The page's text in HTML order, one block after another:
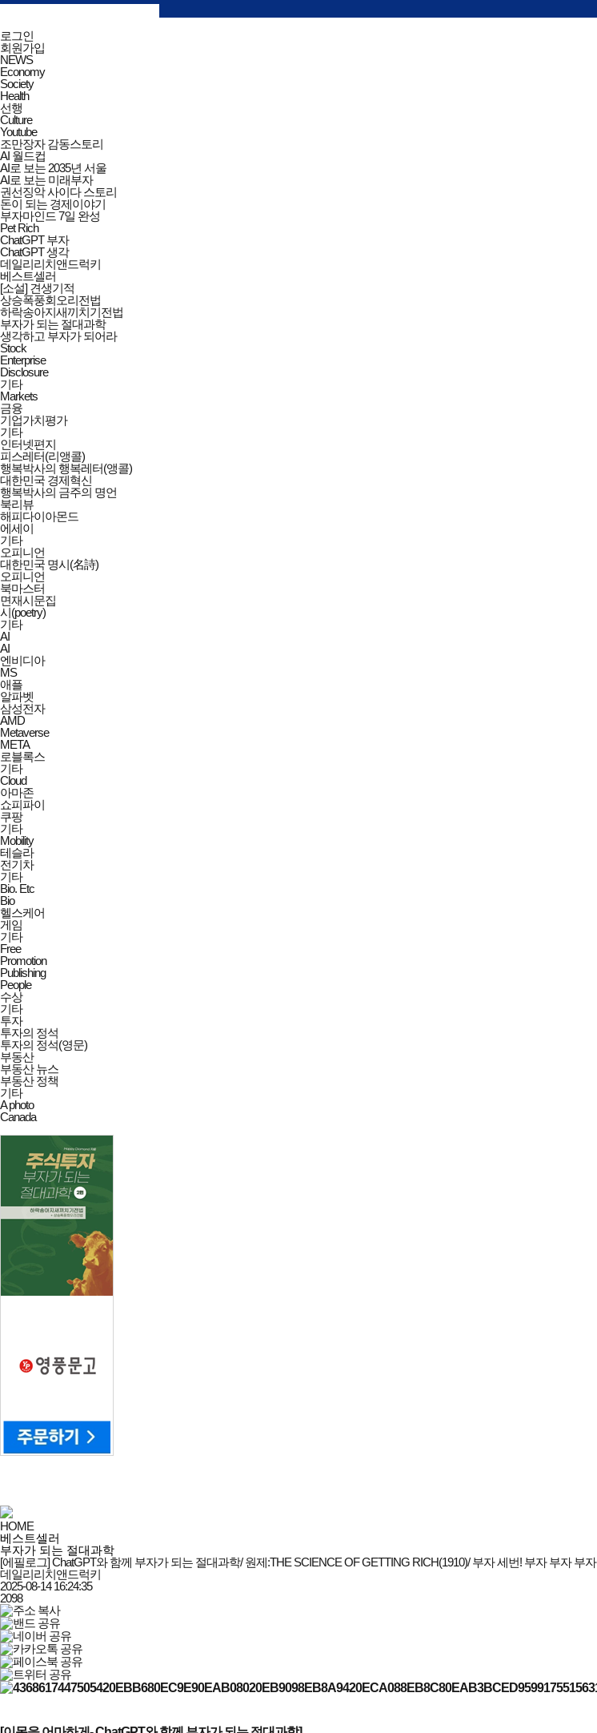
검색창
닫기
검색
전체메뉴
닫기
로그인
회원가입
NEWS
Economy
Society
Health
선행
Culture
Youtube
조만장자 감동스토리
AI 월드컵
AI로 보는 2035년 서울
AI로 보는 미래부자
권선징악 사이다 스토리
돈이 되는 경제이야기
부자마인드 7일 완성
Pet Rich
ChatGPT 부자
ChatGPT 생각
데일리리치앤드럭키
베스트셀러
[소설] 견생기적
상승폭풍회오리전법
하락송아지새끼치기전법
부자가 되는 절대과학
생각하고 부자가 되어라
Stock
Enterprise
Disclosure
기타
Markets
금융
기업가치평가
기타
인터넷편지
피스레터(리앵콜)
행복박사의 행복레터(앵콜)
대한민국 경제혁신
행복박사의 금주의 명언
북리뷰
해피다이아몬드
에세이
기타
오피니언
대한민국 명시(名詩)
오피니언
북마스터
면재시문집
시(poetry)
기타
AI
AI
엔비디아
MS
애플
알파벳
삼성전자
AMD
Metaverse
META
로블록스
기타
Cloud
아마존
쇼피파이
쿠팡
기타
Mobility
테슬라
전기차
기타
Bio. Etc
Bio
헬스케어
게임
기타
Free
Promotion
Publishing
People
수상
기타
투자
투자의 정석
투자의 정석(영문)
부동산
부동산 뉴스
부동산 정책
기타
A photo
Canada
HOME
베스트셀러
부자가 되는 절대과학
[에필로그] ChatGPT와 함께 부자가 되는 절대과학/ 원제:THE SCIENCE OF GETTING RICH(1910)/ 부자 세번! 부자 부자 부자
데일리리치앤드럭키
2025-08-14 16:24:35
2098